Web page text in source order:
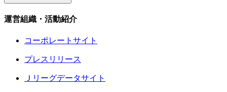
運営組織・活動紹介
コーポレートサイト
プレスリリース
Ｊリーグデータサイト